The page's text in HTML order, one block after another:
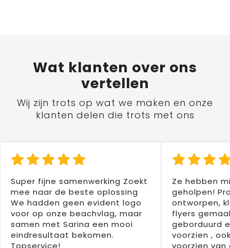
Wat klanten over ons
vertellen
Wij zijn trots op wat we maken en onze
klanten delen die trots met ons
Super fijne samenwerking Zoekt
mee naar de beste oplossing
We hadden geen evident logo
voor op onze beachvlag, maar
samen met Sarina een mooi
eindresultaat bekomen.
Topservice!
Ze hebben
geholpen!
ontworpen,
flyers
geborduurd
voorzien ,
voorzien